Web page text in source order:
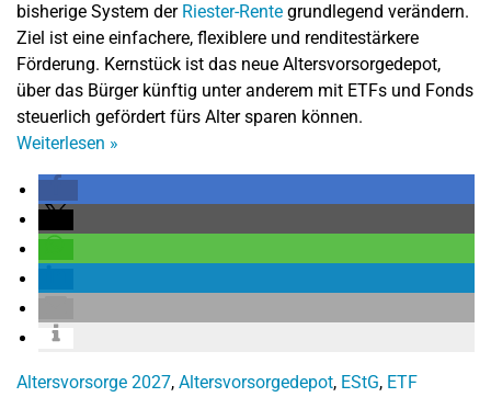
bisherige System der Riester-Rente grundlegend verändern.
Ziel ist eine einfachere, flexiblere und renditestärkere
Förderung. Kernstück ist das neue Altersvorsorgedepot,
über das Bürger künftig unter anderem mit ETFs und Fonds
steuerlich gefördert fürs Alter sparen können.
Weiterlesen »
Altersvorsorge 2027, Altersvorsorgedepot, EStG, ETF